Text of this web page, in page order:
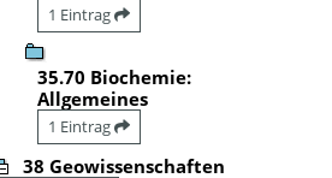
1 Eintrag
35.70 Biochemie:
Allgemeines
1 Eintrag
38 Geowissenschaften